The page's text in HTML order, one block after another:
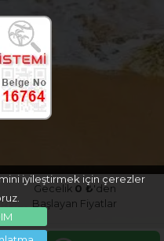
iyileştirmek için çerezler
Gecelik 0 ₺'den
Başlayan Fiyatlar